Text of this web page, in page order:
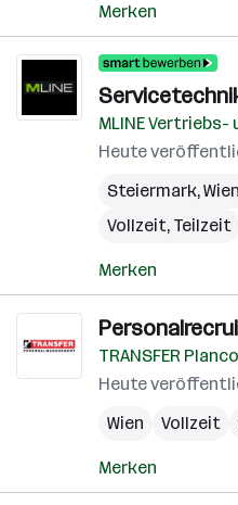
Merken
MLINE
Heute
Steiermark,Wien
Vollzeit, Teilzeit
Merken
TRANSFER
Heute
Wien
Vollzeit
Merken